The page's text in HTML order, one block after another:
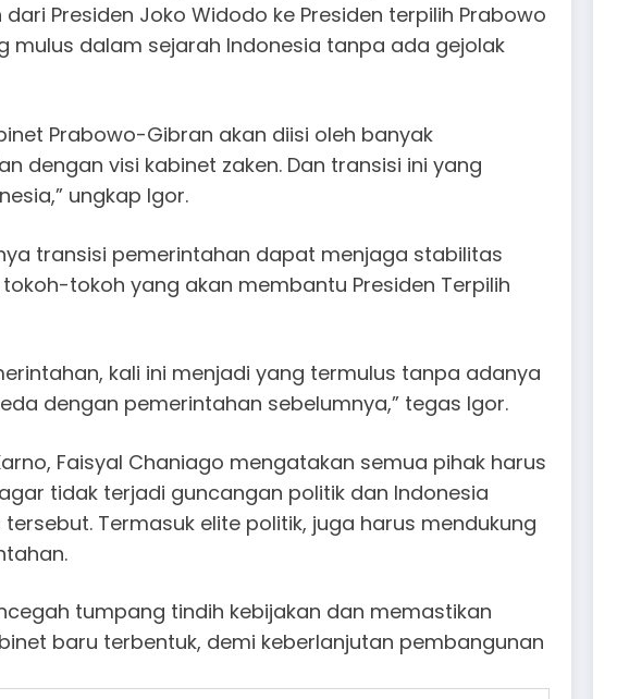
Presiden Joko Widodo ke Presiden terpilih Prabowo
mulus dalam sejarah Indonesia tanpa ada gejolak
Prabowo-Gibran akan diisi oleh banyak
dengan visi kabinet zaken. Dan transisi ini yang
ungkap Igor.
transisi pemerintahan dapat menjaga stabilitas
tokoh yang akan membantu Presiden Terpilih
kali ini menjadi yang termulus tanpa adanya
dengan pemerintahan sebelumnya,” tegas Igor.
Faisyal Chaniago mengatakan semua pihak harus
tidak terjadi guncangan politik dan Indonesia
Termasuk elite politik, juga harus mendukung
tumpang tindih kebijakan dan memastikan
baru terbentuk, demi keberlanjutan pembangunan